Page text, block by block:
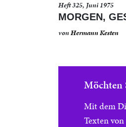
Heft 325, Juni 1975
MORGEN,
vonHermann Kesten
Möchten
Mit dem
Texten